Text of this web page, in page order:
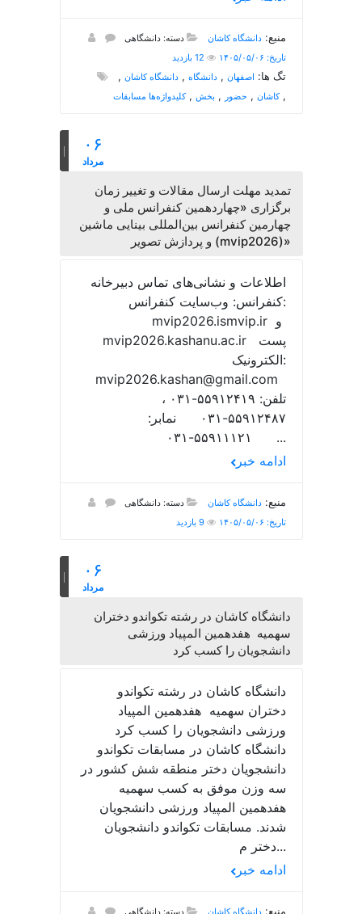
منبع:دانشگاه کاشان
دسته: دانشگاهی
تاریخ: ۱۴۰۵/۰۵/۰۶
تگ ها: اصفهان ,دانشگاه ,دانشگاه کاشان ,
کاشان , حضور , بخش ,کلیدواژه‌ها مسابقات ,
۰۶
مرداد
تمدید مهلت ارسال مقالات و تغییر زمان
برگزاری «چهاردهمین کنفرانس ملی و
چهارمین کنفرانس بین‌المللی بینایی ماشین
و پردازش تصویر (mvip2026)»
اطلاعات و نشانی‌های تماس دبیرخانه
کنفرانس: وب‌سایت کنفرانس:
mvip2026.ismvip.ir و
mvip2026.kashanu.ac.ir پست
الکترونیک:
mvip2026.kashan@gmail.com
تلفن: ۵۵۹۱۲۴۱۹-۰۳۱ ،
۵۵۹۱۲۴۸۷-۰۳۱ نمابر:
۵۵۹۱۱۱۲۱-۰۳۱ ...
ادامه خبر
منبع:دانشگاه کاشان
دسته: دانشگاهی
تاریخ: ۱۴۰۵/۰۵/۰۶
9 بازدید
۰۶
مرداد
دانشگاه کاشان در رشته تکواندو دختران
سهمیه هفدهمین المپیاد ورزشی
دانشجویان را کسب کرد
دانشگاه کاشان در رشته تکواندو
دختران سهمیه هفدهمین المپیاد
ورزشی دانشجویان را کسب کرد
دانشگاه کاشان در مسابقات تکواندو
دانشجویان دختر منطقه شش کشور در
سه وزن موفق به کسب سهمیه
هفدهمین المپیاد ورزشی دانشجویان
شدند. مسابقات تکواندو دانشجویان
دختر م...
ادامه خبر
منبع:دانشگاه کاشان دسته: دانشگاهی